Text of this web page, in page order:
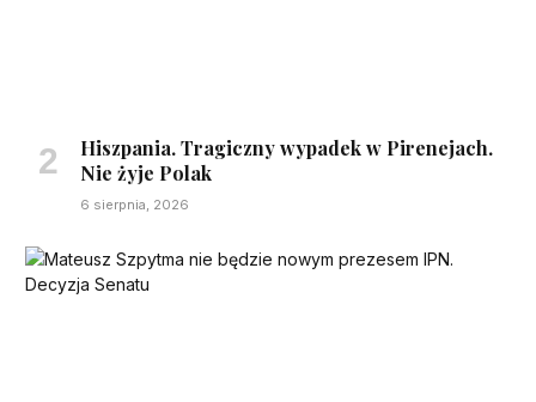
Hiszpania. Tragiczny wypadek w Pirenejach.
Nie żyje Polak
6 sierpnia, 2026